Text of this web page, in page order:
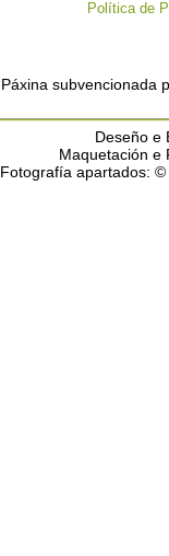
Política de
Páxina subvencionada
Deseño e
Maquetación e
Fotografía apartados: